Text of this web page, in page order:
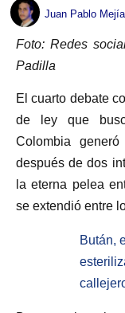
Juan Pablo Mejía
Foto: Redes
Padilla
El cuarto debate
de ley que
Colombia
después de dos
la eterna pelea
se extendió entre
Bután,